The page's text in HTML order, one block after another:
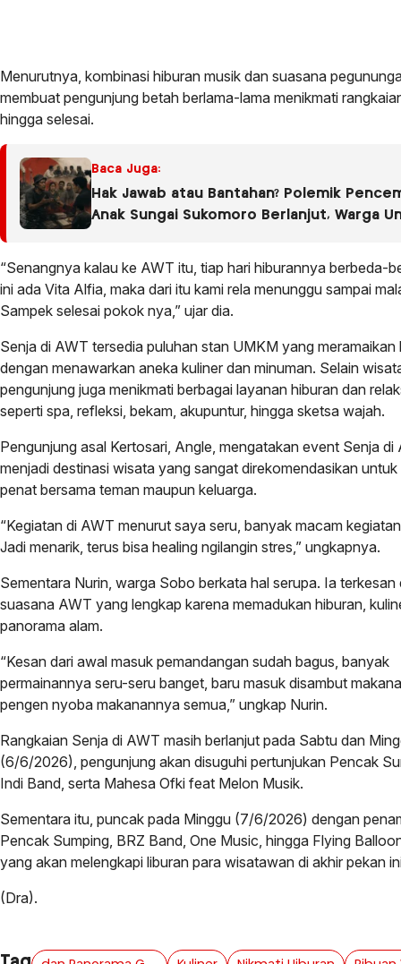
Menurutnya, kombinasi hiburan musik dan suasana
membuat pengunjung betah berlama-lama menikmati
hingga selesai.
Baca Juga:
Hak Jawab atau Bantahan? Polemik
Anak Sungai Sukomoro Berlanjut, Warga
“Senangnya kalau ke AWT itu, tiap hari hiburannya berbeda-
ini ada Vita Alfia, maka dari itu kami rela menunggu sampai
Sampek selesai pokok nya,” ujar dia.
Senja di AWT tersedia puluhan stan UMKM yang meramaikan
dengan menawarkan aneka kuliner dan minuman. Selain
pengunjung juga menikmati berbagai layanan hiburan dan
seperti spa, refleksi, bekam, akupuntur, hingga sketsa wajah.
Pengunjung asal Kertosari, Angle, mengatakan event Senja di
menjadi destinasi wisata yang sangat direkomendasikan untuk
penat bersama teman maupun keluarga.
“Kegiatan di AWT menurut saya seru, banyak macam
Jadi menarik, terus bisa healing ngilangin stres,” ungkapnya.
Sementara Nurin, warga Sobo berkata hal serupa. Ia terkesan
suasana AWT yang lengkap karena memadukan hiburan,
panorama alam.
“Kesan dari awal masuk pemandangan sudah bagus, banyak
permainannya seru-seru banget, baru masuk disambut
pengen nyoba makanannya semua,” ungkap Nurin.
Rangkaian Senja di AWT masih berlanjut pada Sabtu dan
(6/6/2026), pengunjung akan disuguhi pertunjukan Pencak
Indi Band, serta Mahesa Ofki feat Melon Musik.
Sementara itu, puncak pada Minggu (7/6/2026) dengan
Pencak Sumping, BRZ Band, One Music, hingga Flying
yang akan melengkapi liburan para wisatawan di akhir pekan
(Dra).